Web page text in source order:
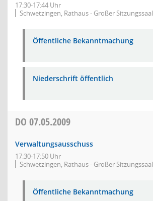
17:30-17:44 Uhr
Schwetzingen, Rathaus - Großer Sitzungssaal
Öffentliche Bekanntmachung
Niederschrift öffentlich
DO 07.05.2009
Verwaltungsausschuss
17:30-17:50 Uhr
Schwetzingen, Rathaus - Großer Sitzungssaal
Öffentliche Bekanntmachung